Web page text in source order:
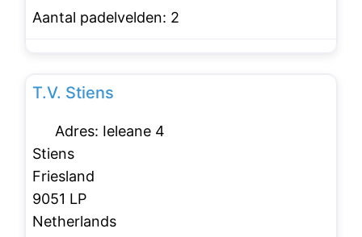
Aantal padelvelden: 2
T.V. Stiens
Adres: Ieleane 4
Stiens
Friesland
9051 LP
Netherlands